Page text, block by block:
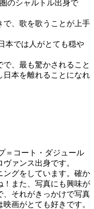
のシャルトル出身で
で、歌を歌うことが上手
本では人がとても穏や
、最も驚かされること
日本を離れることになれ
＝コート・ダジュール
ァンス出身です。
ングをしています。確か
！また、写真にも興味が
、それがきっかけで写真
画がとても好きです。